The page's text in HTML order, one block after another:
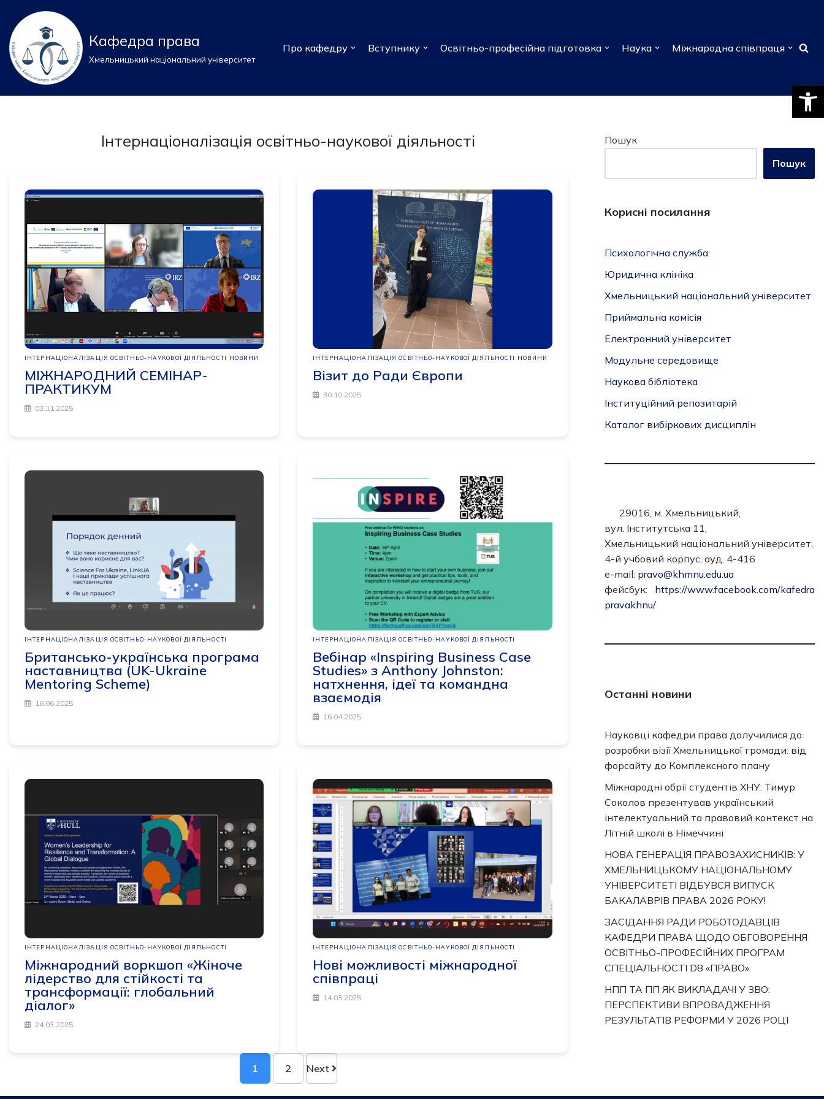
Перейти
до
вмісту
Кафедра права
Хмельницький національний університет
Про кафедру Вступнику Освітньо-професійна підготовка Наука Міжнародна співпраця
Інтернаціоналізація освітньо-наукової діяльності
ІНТЕРНАЦІОНАЛІЗАЦІЯ ОСВІТНЬО-НАУКОВОЇ ДІЯЛЬНОСТІ НОВИНИ
МІЖНАРОДНИЙ СЕМІНАР-
ПРАКТИКУМ
03.11.2025
ІНТЕРНАЦІОНАЛІЗАЦІЯ ОСВІТНЬО-НАУКОВОЇ ДІЯЛЬНОСТІ НОВИНИ
Візит до Ради Європи
30.10.2025
ІНТЕРНАЦІОНАЛІЗАЦІЯ ОСВІТНЬО-НАУКОВОЇ ДІЯЛЬНОСТІ
Британсько-українська програма
наставництва (UK-Ukraine
Mentoring Scheme)
16.06.2025
ІНТЕРНАЦІОНАЛІЗАЦІЯ ОСВІТНЬО-НАУКОВОЇ ДІЯЛЬНОСТІ
Вебінар «Inspiring Business Case
Studies» з Anthony Johnston:
натхнення, ідеї та командна
взаємодія
16.04.2025
ІНТЕРНАЦІОНАЛІЗАЦІЯ ОСВІТНЬО-НАУКОВОЇ ДІЯЛЬНОСТІ
Міжнародний воркшоп «Жіноче
лідерство для стійкості та
трансформації: глобальний
діалог»
24.03.2025
ІНТЕРНАЦІОНАЛІЗАЦІЯ ОСВІТНЬО-НАУКОВОЇ ДІЯЛЬНОСТІ
Нові можливості міжнародної
співпраці
14.03.2025
1 2 Next
Пошук
Пошук
Корисні посилання
Психологічна служба
Юридична клініка
Хмельницький національний університет
Приймальна комісія
Електронний університет
Модульне середовище
Наукова бібліотека
Інституційний репозитарій
Каталог вибіркових дисциплін
29016, м. Хмельницький,
вул. Інститутська 11,
Хмельницький національний університет,
4-й учбовий корпус, ауд. 4-416
e-mail: pravo@khmnu.edu.ua
фейсбук: https://www.facebook.com/kafedra
pravakhnu/
Останні новини
Науковці кафедри права долучилися до
розробки візії Хмельницької громади: від
форсайту до Комплексного плану
Міжнародні обрії студентів ХНУ: Тимур
Соколов презентував український
інтелектуальний та правовий контекст на
Літній школі в Німеччині
НОВА ГЕНЕРАЦІЯ ПРАВОЗАХИСНИКІВ: У
ХМЕЛЬНИЦЬКОМУ НАЦІОНАЛЬНОМУ
УНІВЕРСИТЕТІ ВІДБУВСЯ ВИПУСК
БАКАЛАВРІВ ПРАВА 2026 РОКУ!
ЗАСІДАННЯ РАДИ РОБОТОДАВЦІВ
КАФЕДРИ ПРАВА ЩОДО ОБГОВОРЕННЯ
ОСВІТНЬО-ПРОФЕСІЙНИХ ПРОГРАМ
СПЕЦІАЛЬНОСТІ D8 «ПРАВО»
НПП ТА ПП ЯК ВИКЛАДАЧІ У ЗВО:
ПЕРСПЕКТИВИ ВПРОВАДЖЕННЯ
РЕЗУЛЬТАТІВ РЕФОРМИ У 2026 РОЦІ